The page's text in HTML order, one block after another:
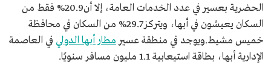
الحضرية بعسير في عدد الخدمات العامة، إلا أن20.9% فقط من
السكان يعيشون في أبها، ويتركز 29.7% من السكان في محافظة
خميس مشيط.ويوجد في منطقة عسير مطار أبها الدولي في العاصمة
الإدارية أبها، بطاقة استيعابية 1.1 مليون مسافر سنويًا.